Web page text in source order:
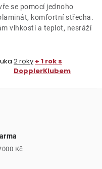
se pomocí jednoho
komfortní střecha.
vlhkosti a teplot, nesráží
2 roky + 1 rok s
DopplerKlubem
Kč